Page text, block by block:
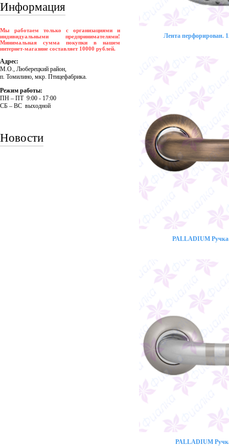
Информация
Мы работаем только с организациями и
индивидуальными предпринимателями!
Минимальная сумма покупки в нашем
интернет-магазине составляет 10000 рублей.
Адрес:
М.О., Люберецкий район,
п. Томилино, мкр. Птицефабрика.
Режим работы:
ПH – ПT 9:00 - 17:00
CБ – BC выходной
Новости
Лента перфорирован.
PALLADIUM Ручка
PALLADIUM